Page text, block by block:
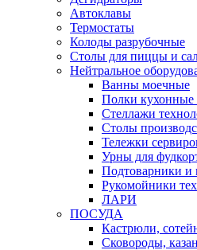
Автоклавы
Термостаты
Колоды разрубочные
Столы для пиццы и
Нейтральное
Ванны моечные
Полки кухонные
Стеллажи
Столы
Тележки
Урны для
Подтоварники и
Рукомойники
ЛАРИ
ПОСУДА
Кастрюли,
Сковороды,